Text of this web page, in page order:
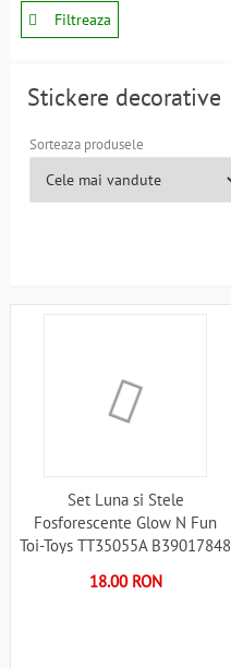
Filtreaza
Stickere decorative
Sorteaza produsele
Set Luna si Stele
Fosforescente Glow N Fun
Toi-Toys TT35055A B39017848
18.00 RON